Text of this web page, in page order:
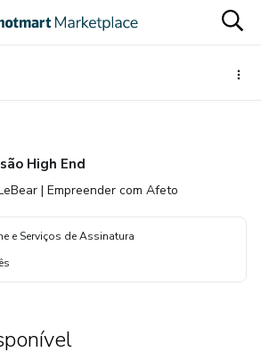
High End
| Empreender com Afeto
e Serviços de Assinatura